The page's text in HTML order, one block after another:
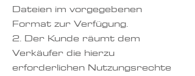
Dateien im vorgegebenen
Format zur Verfügung.
2. Der Kunde räumt dem
Verkäufer die hierzu
erforderlichen Nutzungsrechte